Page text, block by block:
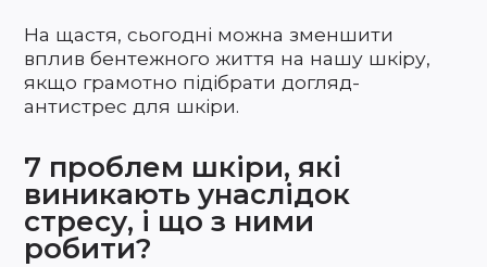
На щастя, сьогодні можна зменшити
вплив бентежного життя на нашу шкіру,
якщо грамотно підібрати догляд-
антистрес для шкіри.
7 проблем шкіри, які
виникають унаслідок
стресу, і що з ними
робити?